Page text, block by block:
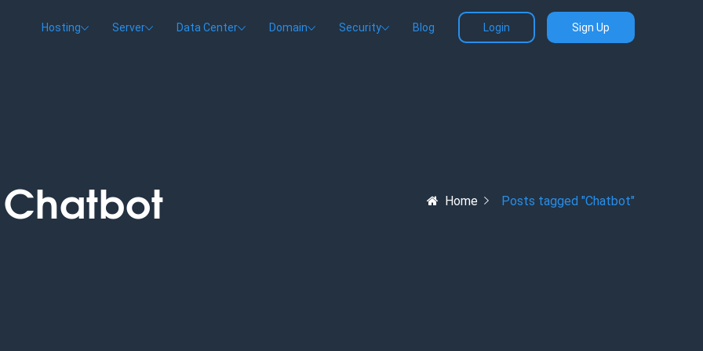
Hosting Server Data Center Domain Security Blog Login Sign Up
Chatbot Home Posts tagged "Chatbot"